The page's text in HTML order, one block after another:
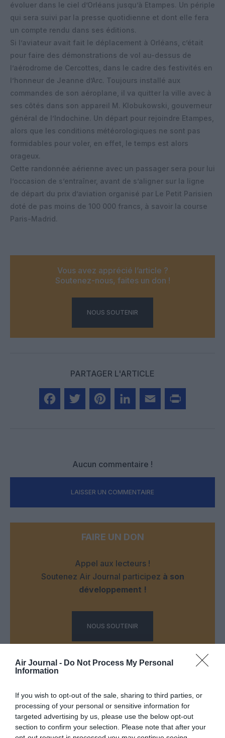
Air Journal - Do Not Process My Personal
Information
If you wish to opt-out of the sale, sharing to third parties, or
processing of your personal or sensitive information for
targeted advertising by us, please use the below opt-out
section to confirm your selection. Please note that after your
évoluer dans le ciel d’Orléans jusqu’à Etampes. Un périple
qui sera suivi par la presse quotidienne et dont elle fera
un compte rendu dans ses éditions.
Si l’aviateur avait fait le déplacement à Orléans, c’était
pour faire des démonstrations de vol au-dessus de
l’aérodrome de Cercottes, dans le cadre des festivités en
l’honneur de Jeanne d’Arc. Toujours installé aux
commandes de son aéroplane, il va quitter la ville avec à
ses côtés dans son appareil M. Klobukowski, gouverneur
général de l’Indochine. Un départ pour rejoindre Etampes,
alors que les conditions météorologiques ne sont pas
formidables pour voler, en effet, le temps est alors
orageux.
Cette randonnée aérienne avec un passager sera pour lui
l’occasion de s’entraîner, avant de s’aligner sur la ligne
de départ du prix d’aviation organisé par Le Petit Parisien
doté de pas moins de 100 000 francs, à savoir la course
Paris-Madrid.
Vous avez apprécié l’article ?
Soutenez-nous, faites un don !
NOUS SOUTENIR
PARTAGER L'ARTICLE
Aucun commentaire !
LAISSER UN COMMENTAIRE
FAIRE UN DON
Appel aux lecteurs !
Soutenez Air Journal participez à son
développement !
NOUS SOUTENIR
DERNIERS COMMENTAIRES